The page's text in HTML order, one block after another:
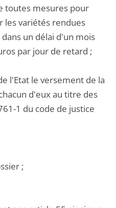
toutes mesures pour
les variétés rendues
un délai d'un mois
par jour de retard ;
l'Etat le versement de la
d'eux au titre des
1 du code de justice
;